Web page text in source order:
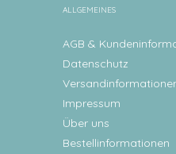
ALLGEMEINES
AGB &
Datenschutz
Impressum
Über uns
Bestellinformationen